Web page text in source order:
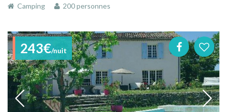
Camping
200 personnes
243€/nuit